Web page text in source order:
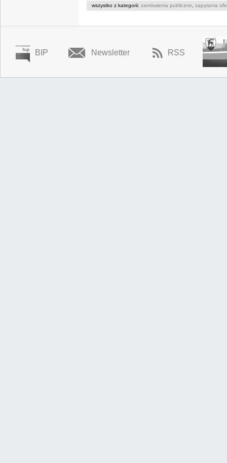
wszystko z kategorii: zamówienia publiczne zapytania
BIP Newsletter RSS